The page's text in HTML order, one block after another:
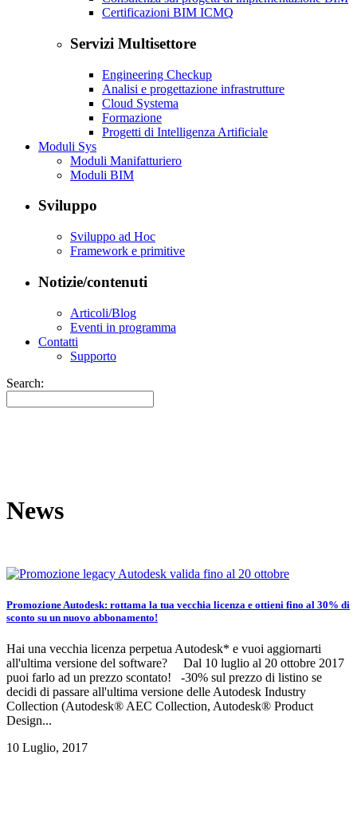
Certificazioni BIM ICMQ
Servizi Multisettore
Engineering Checkup
Analisi e progettazione infrastrutture
Cloud Systema
Formazione
Progetti di Intelligenza Artificiale
Moduli Sys
Moduli Manifatturiero
Moduli BIM
Sviluppo
Sviluppo ad Hoc
Framework e primitive
Notizie/contenuti
Articoli/Blog
Eventi in programma
Contatti
Supporto
Search:
News
Promozione Autodesk: rottama la tua vecchia licenza e ottieni fino al 30% di
sconto su un nuovo abbonamento!
Hai una vecchia licenza perpetua Autodesk* e vuoi aggiornarti
all'ultima versione del software? Dal 10 luglio al 20 ottobre 2017
puoi farlo ad un prezzo scontato! -30% sul prezzo di listino se
decidi di passare all'ultima versione delle Autodesk Industry
Collection (Autodesk® AEC Collection, Autodesk® Product
Design...
10 Luglio, 2017